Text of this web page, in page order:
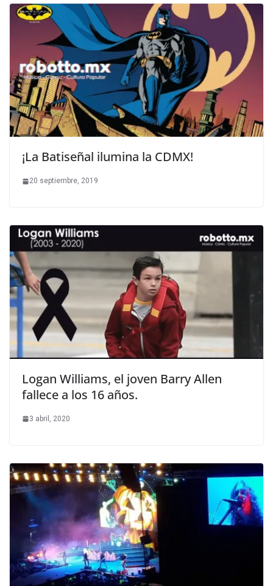
¡La Batiseñal ilumina la CDMX!
20 septiembre, 2019
Logan Williams, el joven Barry Allen
fallece a los 16 años.
3 abril, 2020